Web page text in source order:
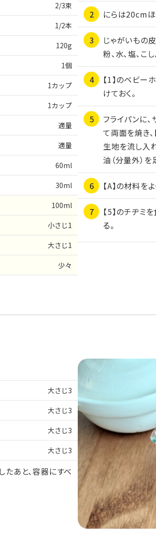
2/3束
1/2本
120g
1個
1カップ
1カップ
適量
適量
60ml
30ml
100ml
小さじ1
大さじ1
少々
にらは20cmほ
じゃがいもの
粉、水、塩、こ
【1】のベビー
けておく。
フライパンに
て両面を焼き、
生地を流し入
油（分量外）
【A】の材料を
【5】のチヂミ
る。
大さじ3
大さじ3
大さじ3
大さじ3
あと、容器にすべ